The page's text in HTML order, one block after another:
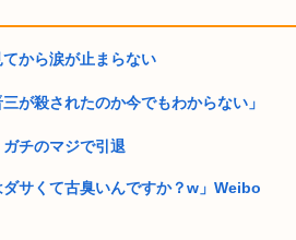
から涙が止まらない
が殺されたのか今でもわからない」
チのマジで引退
サくて古臭いんですか？w」Weibo